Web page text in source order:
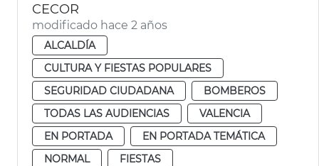
CECOR
modificado hace 2 años
ALCALDÍA
CULTURA Y FIESTAS POPULARES
SEGURIDAD CIUDADANA
BOMBEROS
TODAS LAS AUDIENCIAS
VALENCIA
EN PORTADA
EN PORTADA TEMÁTICA
NORMAL
FIESTAS